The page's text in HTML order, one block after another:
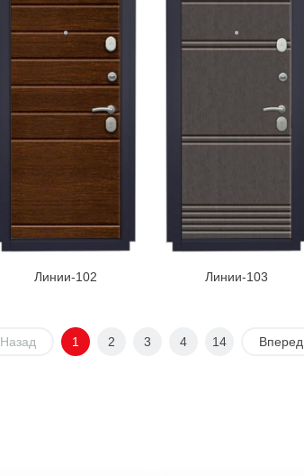
Линии-102 Линии-103
Назад 1 2 3 4 14 Вперед